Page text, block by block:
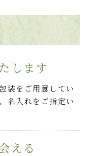
します
装をご用意してい
名入れをご指定い
える